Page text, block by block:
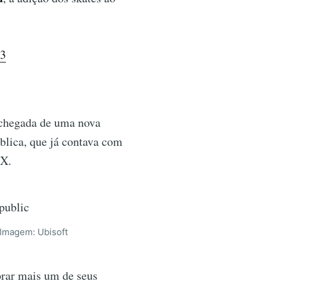
de uma nova
que já contava com
Ubisoft
mais um de seus